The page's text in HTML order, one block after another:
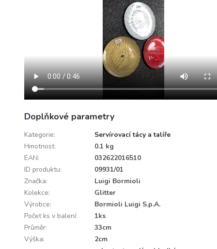
Doplňkové parametry
Kategorie:
Servírovací tácy a talíře
Hmotnost:
0.1 kg
EAN:
032622016510
ID produktu:
09931/01
Značka:
Luigi Bormioli
Kolekce:
Glitter
Výrobce:
Bormioli Luigi S.p.A.
Počet ks v balení:
1ks
Průměr:
33cm
Výška:
2cm